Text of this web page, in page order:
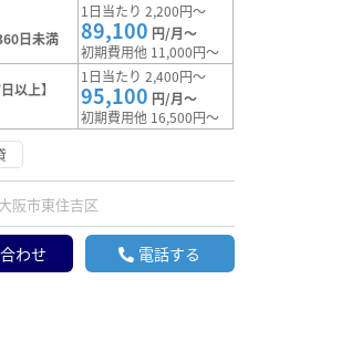
日未満
1日当たり 2,200円～
89,100 円/月～
初期費用他 11,000円～
以上】
1日当たり 2,400円～
95,100 円/月～
初期費用他 16,500円～
大阪市東住吉区
わせ 電話する